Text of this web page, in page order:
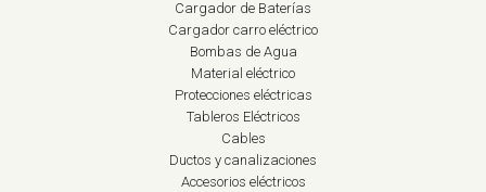
Cargador de Baterías
Cargador carro eléctrico
Bombas de Agua
Material eléctrico
Protecciones eléctricas
Tableros Eléctricos
Cables
Ductos y canalizaciones
Accesorios eléctricos